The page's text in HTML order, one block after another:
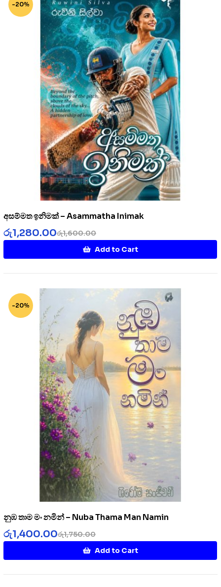
-20%
අසම්මත ඉනිමක් – Asammatha Inimak
රු1,600.00
රු1,280.00
Add to Cart
-20%
නුඹ තාම මං නමින් – Nuba Thama Man Namin
රු1,750.00
රු1,400.00
Add to Cart